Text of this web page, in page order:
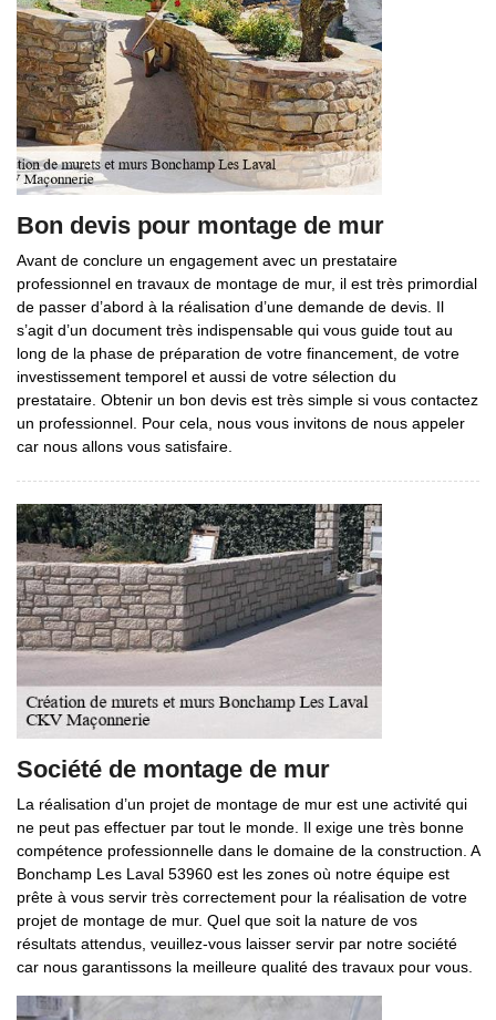
Bon devis pour montage de mur
Avant de conclure un engagement avec un prestataire
professionnel en travaux de montage de mur, il est très primordial
de passer d’abord à la réalisation d’une demande de devis. Il
s’agit d’un document très indispensable qui vous guide tout au
long de la phase de préparation de votre financement, de votre
investissement temporel et aussi de votre sélection du
prestataire. Obtenir un bon devis est très simple si vous contactez
un professionnel. Pour cela, nous vous invitons de nous appeler
car nous allons vous satisfaire.
Société de montage de mur
La réalisation d’un projet de montage de mur est une activité qui
ne peut pas effectuer par tout le monde. Il exige une très bonne
compétence professionnelle dans le domaine de la construction. A
Bonchamp Les Laval 53960 est les zones où notre équipe est
prête à vous servir très correctement pour la réalisation de votre
projet de montage de mur. Quel que soit la nature de vos
résultats attendus, veuillez-vous laisser servir par notre société
car nous garantissons la meilleure qualité des travaux pour vous.